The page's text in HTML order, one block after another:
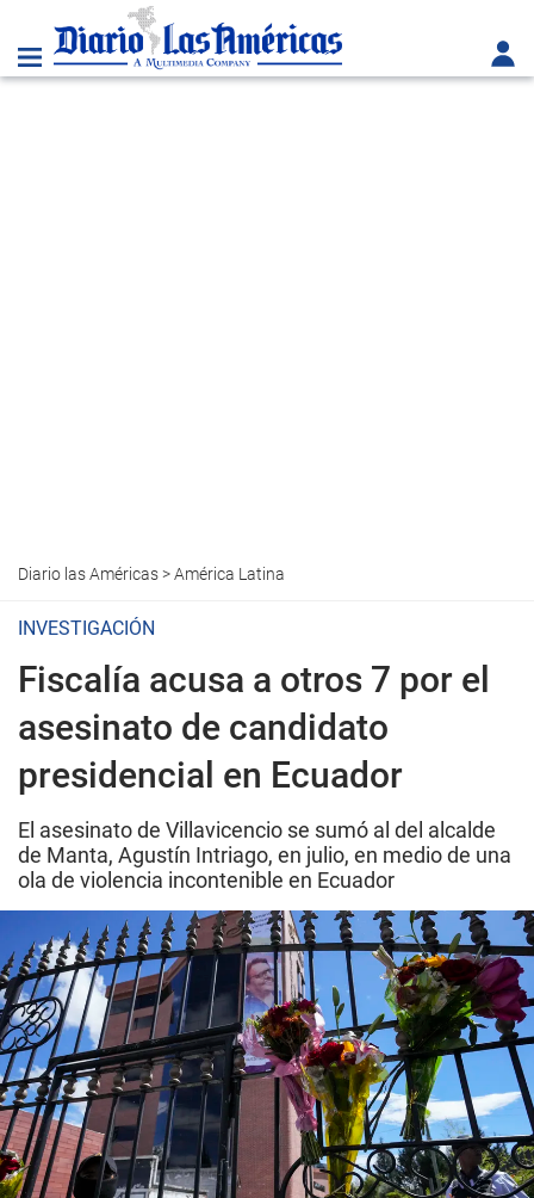
Diario las Américas>América Latina
INVESTIGACIÓN
Fiscalía acusa a otros 7 por el
asesinato de candidato
presidencial en Ecuador
El asesinato de Villavicencio se sumó al del alcalde
de Manta, Agustín Intriago, en julio, en medio de una
ola de violencia incontenible en Ecuador